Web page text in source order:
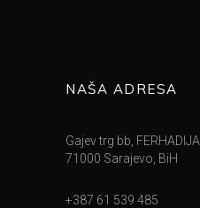
NAŠA ADRESA
Gajev trg bb, FERHADIJA
71000 Sarajevo, BiH
+387 61 539 485